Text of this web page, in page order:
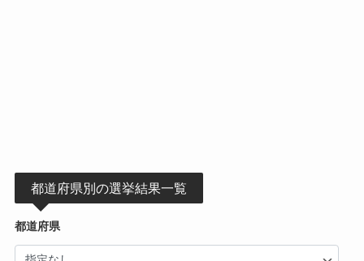
都道府県別の選挙結果一覧
都道府県